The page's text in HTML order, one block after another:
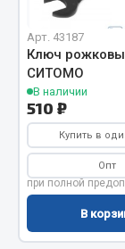
Запчасти
Двигатель
Система питания
Система
Система
Сцепление
Коробка
Коробка
Арт. 43187
Ключ
СИТОМО
В наличии
510 ₽
Купить в
Опт
при полной
В